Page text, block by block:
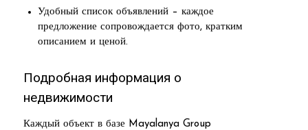
Удобный список объявлений – каждое
предложение сопровождается фото, кратким
описанием и ценой.
Подробная информация о
недвижимости
Каждый объект в базе Mayalanya Group